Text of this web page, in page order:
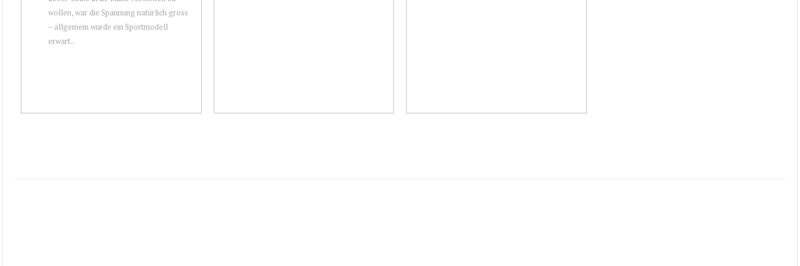
wollen, war die Spannung natürlich gross
– allgemein wurde ein Sportmodell
erwart...